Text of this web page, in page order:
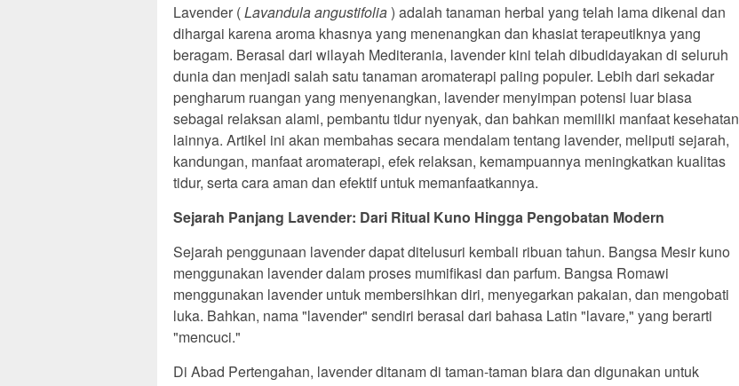
Lavender (Lavandula angustifolia) adalah tanaman herbal yang telah lama dikenal dan
dihargai karena aroma khasnya yang menenangkan dan khasiat terapeutiknya yang
beragam. Berasal dari wilayah Mediterania, lavender kini telah dibudidayakan di seluruh
dunia dan menjadi salah satu tanaman aromaterapi paling populer. Lebih dari sekadar
pengharum ruangan yang menyenangkan, lavender menyimpan potensi luar biasa
sebagai relaksan alami, pembantu tidur nyenyak, dan bahkan memiliki manfaat kesehatan
lainnya. Artikel ini akan membahas secara mendalam tentang lavender, meliputi sejarah,
kandungan, manfaat aromaterapi, efek relaksan, kemampuannya meningkatkan kualitas
tidur, serta cara aman dan efektif untuk memanfaatkannya.
Sejarah Panjang Lavender: Dari Ritual Kuno Hingga Pengobatan Modern
Sejarah penggunaan lavender dapat ditelusuri kembali ribuan tahun. Bangsa Mesir kuno
menggunakan lavender dalam proses mumifikasi dan parfum. Bangsa Romawi
menggunakan lavender untuk membersihkan diri, menyegarkan pakaian, dan mengobati
luka. Bahkan, nama "lavender" sendiri berasal dari bahasa Latin "lavare," yang berarti
"mencuci."
Di Abad Pertengahan, lavender ditanam di taman-taman biara dan digunakan untuk